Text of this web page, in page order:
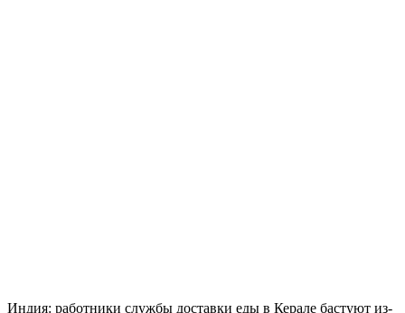
Индия: работники службы доставки еды в Керале бастуют из-